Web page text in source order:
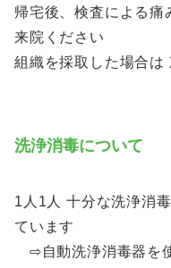
帰宅後、検査による痛
来院ください
組織を採取した場合は
洗浄消毒について
1人1人 十分な洗浄消
ています
⇨自動洗浄消毒器を